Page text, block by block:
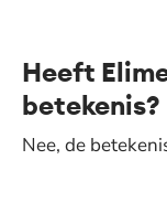
Heeft
betekenis?
Nee, de